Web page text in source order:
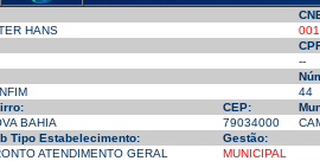
HANS
--
44
CEP:
BAHIA
79034000
Tipo Estabelecimento:
Gestão:
ATENDIMENTO GERAL
MUNICIPAL